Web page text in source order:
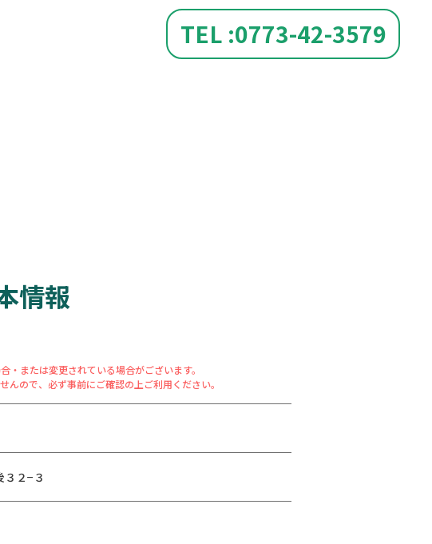
TEL :0773-42-3579
情報
・または変更されている場合がございます。
ので、必ず事前にご確認の上ご利用ください。
２−３